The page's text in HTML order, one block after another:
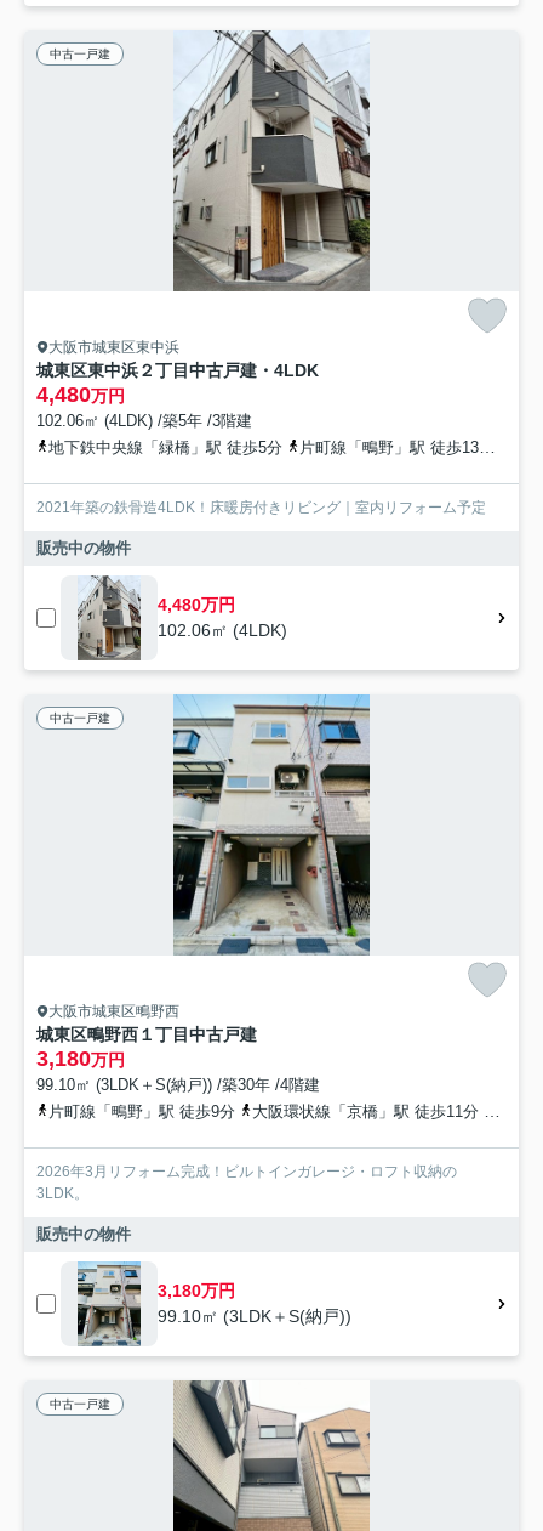
中古一戸建
大阪市城東区東中浜
城東区東中浜２丁目中古戸建・4LDK
4,480万円
102.06㎡ (4LDK) /築5年 /3階建
地下鉄中央線「緑橋」駅 徒歩5分
片町線「鴫野」駅 徒歩13分
2021年築の鉄骨造4LDK！床暖房付きリビング｜室内リフォーム予定
販売中の物件
4,480万円
102.06㎡ (4LDK)
中古一戸建
大阪市城東区鴫野西
城東区鴫野西１丁目中古戸建
3,180万円
99.10㎡ (3LDK＋S(納戸)) /築30年 /4階建
片町線「鴫野」駅 徒歩9分
大阪環状線「京橋」駅 徒歩11分 京阪
2026年3月リフォーム完成！ビルトインガレージ・ロフト収納の
3LDK。
販売中の物件
3,180万円
99.10㎡ (3LDK＋S(納戸))
中古一戸建